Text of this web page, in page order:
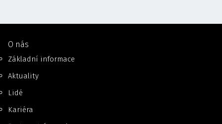
O nás
Základní informace
Aktuality
Lidé
Kariéra